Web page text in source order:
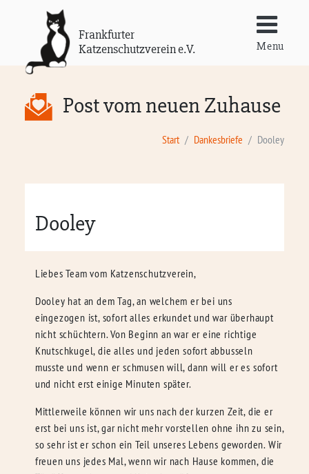
Frankfurter
Katzenschutzverein e.V.
Menu
Post vom neuen Zuhause
Start Dankesbriefe Dooley
Dooley
Liebes Team vom Katzenschutzverein,
Dooley hat an dem Tag, an welchem er bei uns
eingezogen ist, sofort alles erkundet und war überhaupt
nicht schüchtern. Von Beginn an war er eine richtige
Knutschkugel, die alles und jeden sofort abbusseln
musste und wenn er schmusen will, dann will er es sofort
und nicht erst einige Minuten später.
Mittlerweile können wir uns nach der kurzen Zeit, die er
erst bei uns ist, gar nicht mehr vorstellen ohne ihn zu sein,
so sehr ist er schon ein Teil unseres Lebens geworden. Wir
freuen uns jedes Mal, wenn wir nach Hause kommen, die